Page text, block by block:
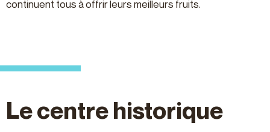
continuent tous à offrir leurs meilleurs fruits.
Le centre historique